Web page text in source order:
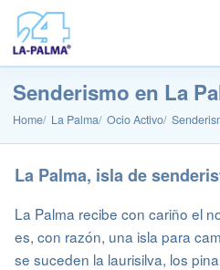
Senderismo en La
Home La Palma Ocio Activo
La Palma, isla de
La Palma recibe con cariño el
es, con razón, una isla para
se suceden la laurisilva, los